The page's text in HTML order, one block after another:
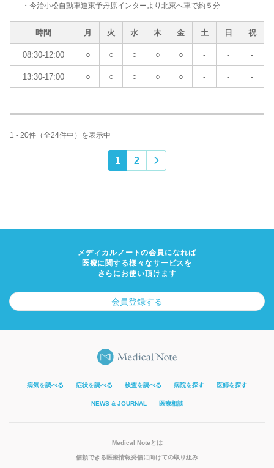
・今治小松自動車道東予丹原インターより北東へ車で約５分
時間 月 火 水 木 金 土 日 祝
08:30-12:00 ○ ○ ○ ○ ○ - - -
13:30-17:00 ○ ○ ○ ○ ○ - - -
1 - 20件（全24件中）を表示中
1 2
メディカルノートの会員になれば
医療に関する様々なサービスを
さらにお使い頂けます
会員登録する
病気を調べる 症状を調べる 検査を調べる 病院を探す 医師を探す
NEWS & JOURNAL 医療相談
Medical Noteとは
信頼できる医療情報発信に向けての取り組み